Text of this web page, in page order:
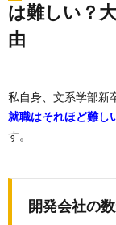
は難しい？
由
私自身、文系学部新
就職はそれほど難し
す。
開発会社の